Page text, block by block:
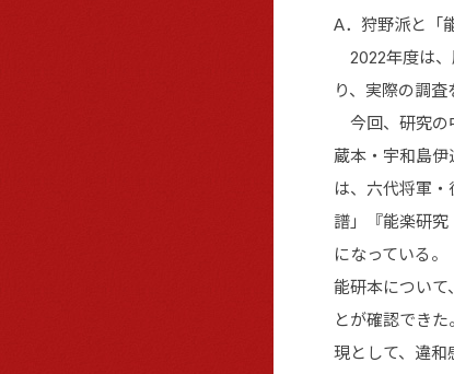
A．狩野派と「
2022年度は、
り、実際の調査
今回、研究の
蔵本・宇和島
は、六代将軍
譜」『能楽研
になっている。
能研本につい
とが確認でき
現として、違和